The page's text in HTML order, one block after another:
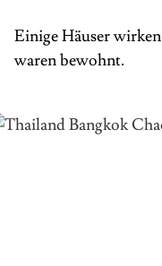
Einige Häuser
waren bewohnt.